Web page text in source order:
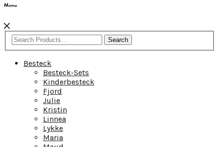
Menu
Search
Besteck
Besteck-Sets
Kinderbesteck
Fjord
Julie
Kristin
Linnea
Lykke
Maria